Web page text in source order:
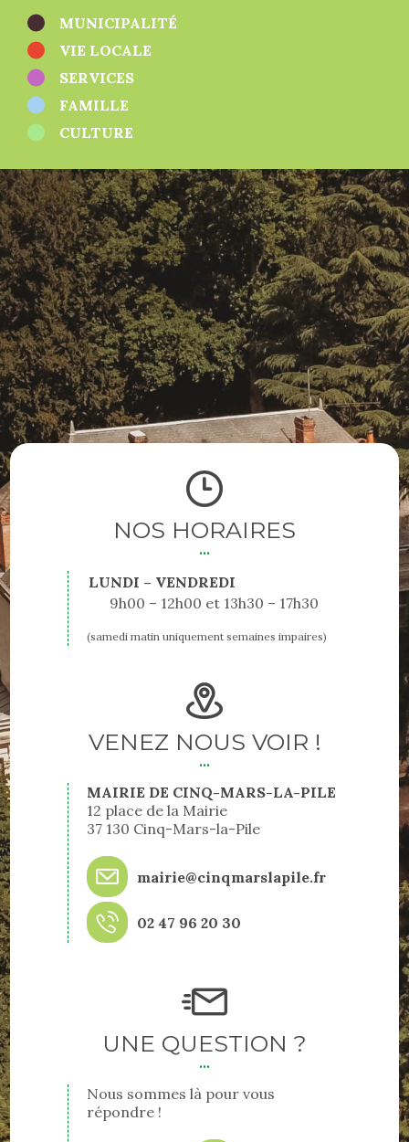
Santé
Stations de recharge
Sport
Zones d'activités
Autres
MUNICIPALITÉ
VIE LOCALE
SERVICES
FAMILLE
CULTURE
NOS HORAIRES
LUNDI – VENDREDI
9h00 – 12h00
13h30 – 17h30
(samedi matin uniquement semaines impaires)
VENEZ NOUS VOIR !
MAIRIE DE CINQ-MARS-LA-PILE
12 place de la Mairie
37 130 Cinq-Mars-la-Pile
mairie@cinqmarslapile.fr
02 47 96 20 30
UNE QUESTION ?
Nous sommes là pour vous
répondre !